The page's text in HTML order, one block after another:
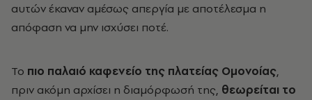
αυτών έκαναν αμέσως απεργία με αποτέλεσμα η
απόφαση να μην ισχύσει ποτέ.
Το πιο παλαιό καφενείο της πλατείας Ομονοίας,
πριν ακόμη αρχίσει η διαμόρφωσή της, θεωρείται το